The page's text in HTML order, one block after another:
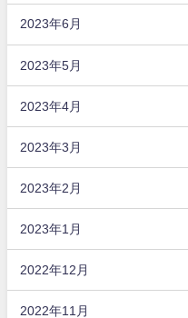
2023年6月
2023年5月
2023年4月
2023年3月
2023年2月
2023年1月
2022年12月
2022年11月